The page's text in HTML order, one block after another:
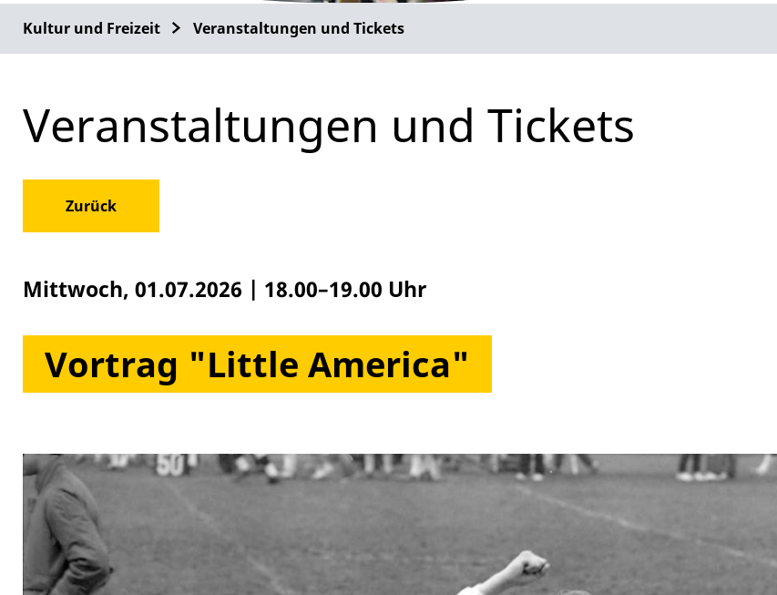
Kultur und Freizeit Veranstaltungen und Tickets
Veranstaltungen und Tickets
Zurück
Mittwoch, 01.07.2026 | 18.00–19.00 Uhr
Vortrag "Little America"